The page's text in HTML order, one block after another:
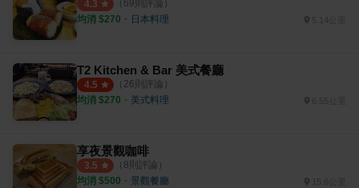
4.3 （ 69則評論）
均消 $270 ・ 日本料理 5.14公里
T2 Kitchen & Bar 美式餐廳
4.5 （ 26則評論）
均消 $270 ・ 美式料理 6.55公里
享夜景觀咖啡
3.5 （ 8則評論）
均消 $500 ・ 景觀餐廳 15.6公里